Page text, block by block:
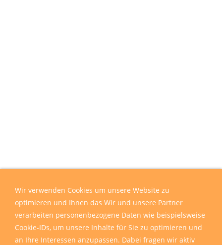
Wir verwenden Cookies um unsere Website zu
optimieren und Ihnen das Wir und unsere Partner
verarbeiten personenbezogene Daten wie beispielsweise
Cookie-IDs, um unsere Inhalte für Sie zu optimieren und
an Ihre Interessen anzupassen. Dabei fragen wir aktiv